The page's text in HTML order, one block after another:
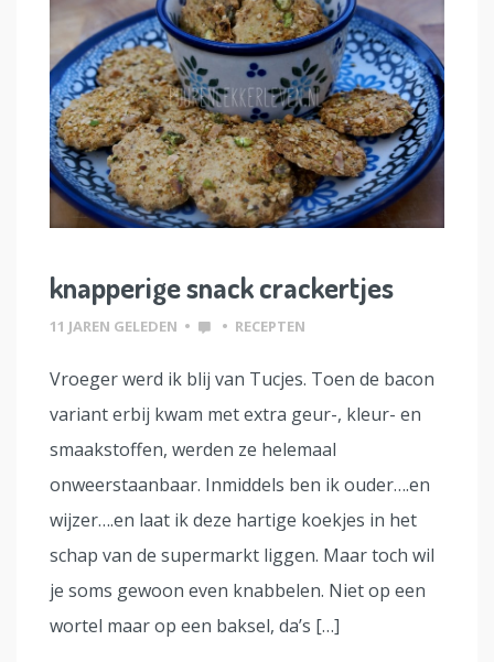
knapperige snack crackertjes
11 JAREN GELEDEN • • RECEPTEN
Vroeger werd ik blij van Tucjes. Toen de bacon
variant erbij kwam met extra geur-, kleur- en
smaakstoffen, werden ze helemaal
onweerstaanbaar. Inmiddels ben ik ouder….en
wijzer….en laat ik deze hartige koekjes in het
schap van de supermarkt liggen. Maar toch wil
je soms gewoon even knabbelen. Niet op een
wortel maar op een baksel, da’s […]